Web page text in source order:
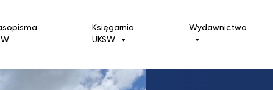
Księgarnia
UKSW
Wydawnictwo